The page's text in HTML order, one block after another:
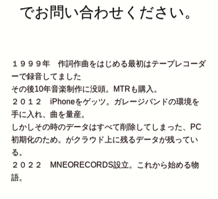
でお問い合わせください。
１９９９年 作詞作曲をはじめる最初はテープレコーダ
ーで録音してました
その後10年音楽制作に没頭。MTRも購入。
２０１２ iPhoneをゲッツ。ガレージバンドの環境を
手に入れ、曲を量産。
しかしその時のデータはすべて削除してしまった、PC
初期化のため。がクラウド上に残るデータが残ってい
る。
２０２２ MNEORECORDS設立。これから始める物
語。